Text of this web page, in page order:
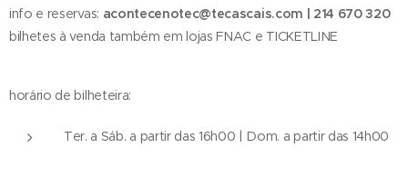
info e reservas: acontecenotec@tecascais.com | 214 670 320
bilhetes à venda também em lojas FNAC e TICKETLINE
horário de bilheteira:
Ter. a Sáb. a partir das 16h00 | Dom. a partir das 14h00